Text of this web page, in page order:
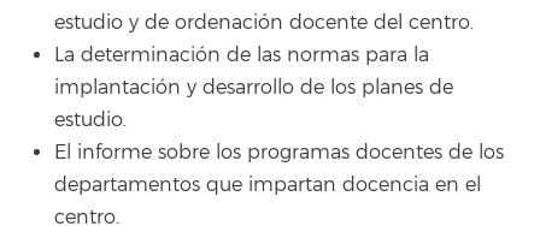
estudio y de ordenación docente del centro.
La determinación de las normas para la
implantación y desarrollo de los planes de
estudio.
El informe sobre los programas docentes de los
departamentos que impartan docencia en el
centro.